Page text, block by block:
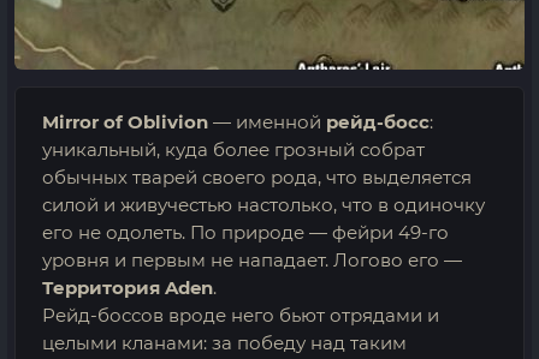
Mirror of Oblivion — именной рейд-босс:
уникальный, куда более грозный собрат
обычных тварей своего рода, что выделяется
силой и живучестью настолько, что в одиночку
его не одолеть. По природе — фейри 49-го
уровня и первым не нападает. Логово его —
Территория Aden.
Рейд-боссов вроде него бьют отрядами и
целыми кланами: за победу над таким